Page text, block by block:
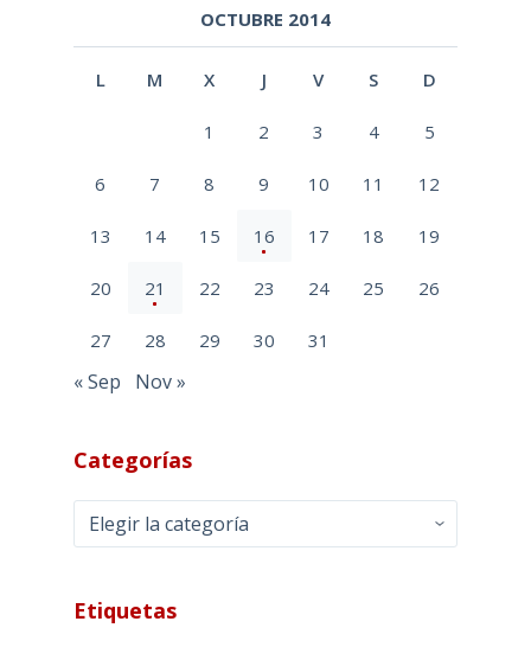
OCTUBRE 2014
L M X J V S D
1 2 3 4 5
6 7 8 9 10 11 12
13 14 15 16 17 18 19
20 21 22 23 24 25 26
27 28 29 30 31
« Sep Nov »
Categorías
Categorías
Etiquetas